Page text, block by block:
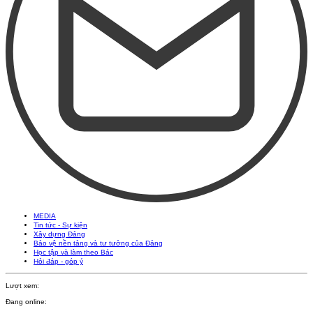
MEDIA
Tin tức - Sự kiện
Xây dựng Đảng
Bảo vệ nền tảng và tư tưởng của Đảng
Học tập và làm theo Bác
Hỏi đáp - góp ý
Lượt xem:
Đang online: